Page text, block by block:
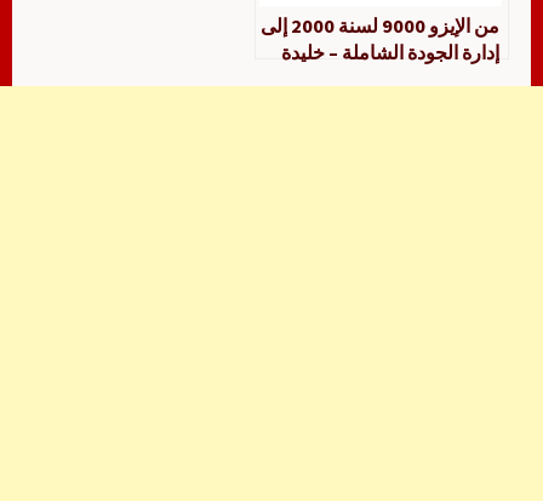
من الإيزو 9000 لسنة 2000 إلى
إدارة الجودة الشاملة – خليدة